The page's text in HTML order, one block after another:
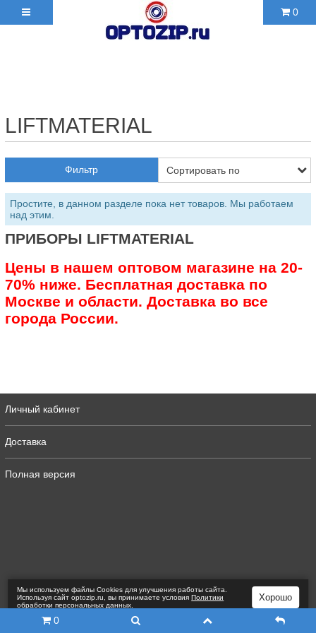
0
LIFTMATERIAL
Фильтр
Простите, в данном разделе пока нет товаров. Мы работаем
над этим.
ПРИБОРЫ LIFTMATERIAL
Цены в нашем оптовом магазине на 20-
70% ниже. Бесплатная доставка по
Москве и области. Доставка во все
города России.
Личный кабинет
Доставка
Полная версия
0
Мы используем файлы Сookies для улучшения работы сайта.
Используя сайт optozip.ru, вы принимаете условияПолитики
обработки персональных данных
Хорошо